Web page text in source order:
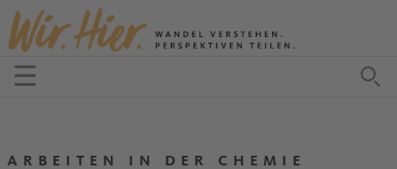
Zum Inhalt springen
☰Menü öffnen
ARBEITEN IN DER CHEMIE